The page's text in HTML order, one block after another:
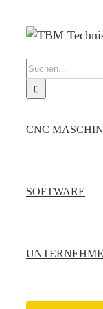
Inhalt
Suche
nach:
CNC
SOFTWARE